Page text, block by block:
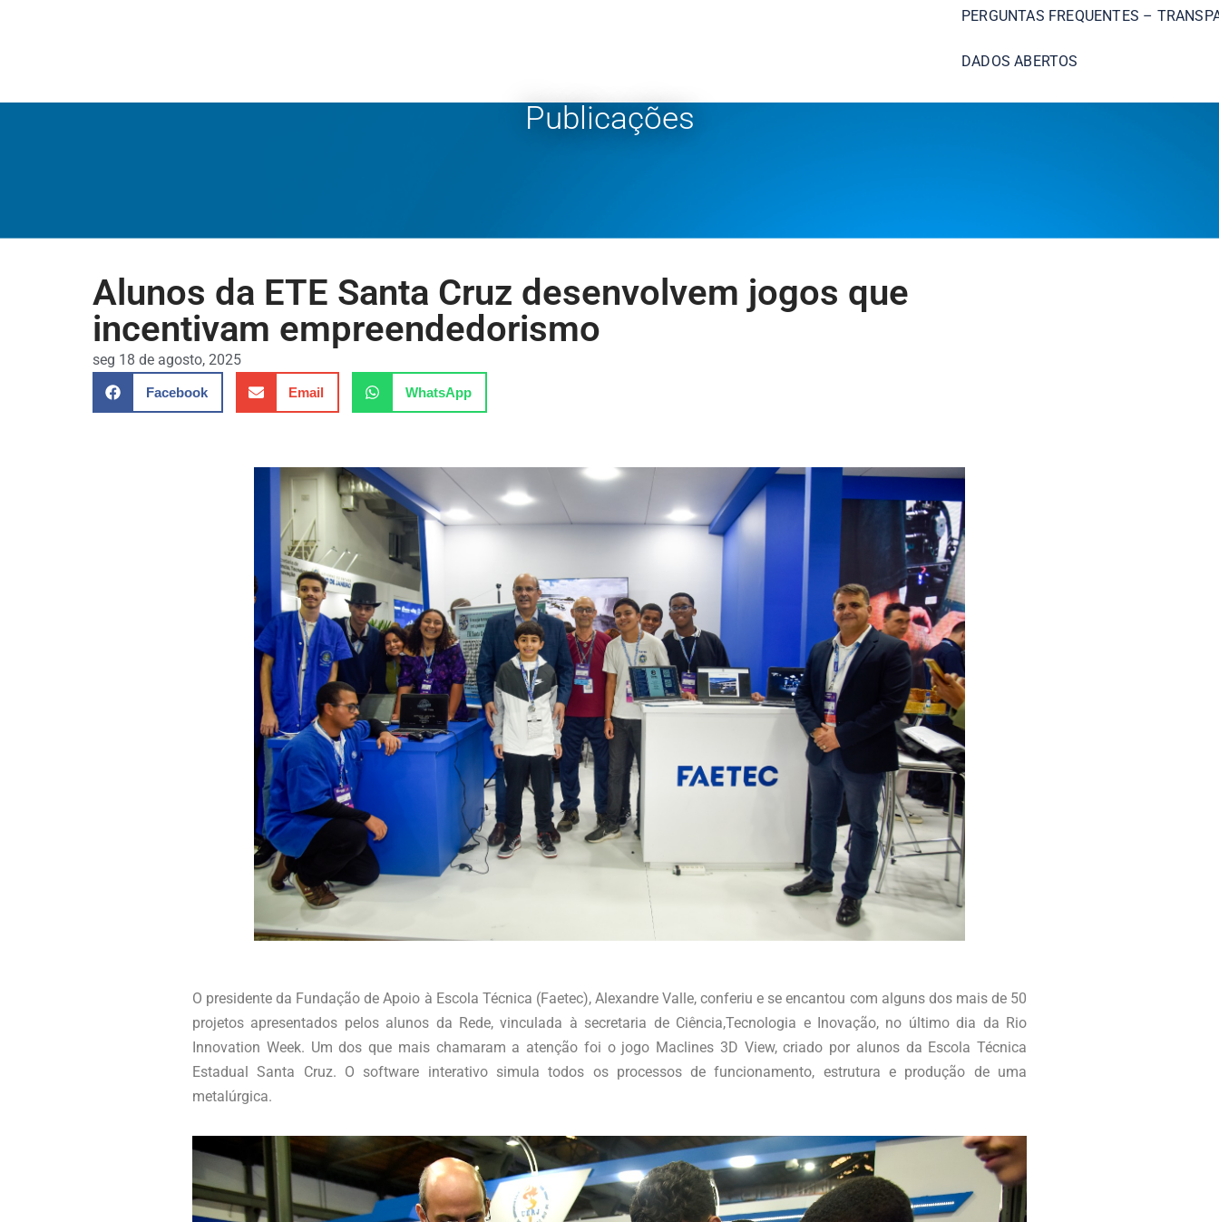
PERGUNTAS FREQUENTES –
DADOS ABERTOS
Publicações
Alunos da ETE Santa Cruz desenvolvem jogos que
incentivam empreendedorismo
seg 18 de agosto, 2025
Facebook Email WhatsApp
O presidente da Fundação de Apoio à Escola Técnica (Faetec), Alexandre Valle, conferiu e se encantou com alguns dos mais de 50
projetos apresentados pelos alunos da Rede, vinculada à secretaria de Ciência,Tecnologia e Inovação, no último dia da Rio
Innovation Week. Um dos que mais chamaram a atenção foi o jogo Maclines 3D View, criado por alunos da Escola Técnica
Estadual Santa Cruz. O software interativo simula todos os processos de funcionamento, estrutura e produção de uma
metalúrgica.